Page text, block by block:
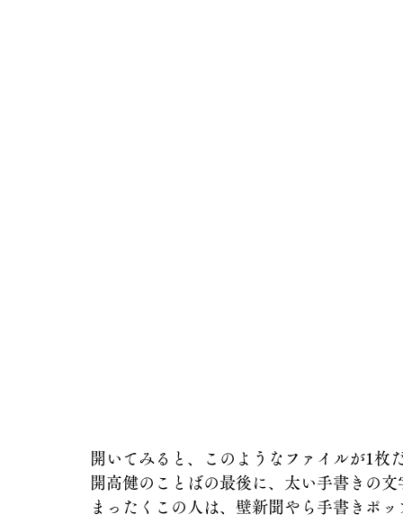
開いてみると、このようなファイルが1枚
開高健のことばの最後に、太い手書きの
まったくこの人は、壁新聞やら手書きポ